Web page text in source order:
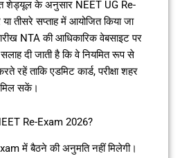
शेड्यूल के अनुसार NEET UG Re-
तीसरे सप्ताह में आयोजित किया जा
NTA की आधिकारिक वेबसाइट पर
दी जाती है कि वे नियमित रूप से
रहें ताकि एडमिट कार्ड, परीक्षा शहर
सकें।
Re-Exam 2026?
में बैठने की अनुमति नहीं मिलेगी।